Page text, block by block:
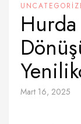
Mart 16, 2025